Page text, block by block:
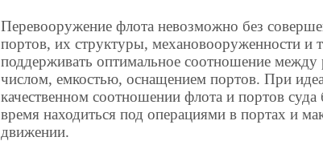
Перевооружение флота невозможно без
портов, их структуры, механовооруженности и
поддерживать оптимальное соотношение между
числом, емкостью, оснащением портов. При
качественном соотношении флота и портов
время находиться под операциями в портах и
движении.